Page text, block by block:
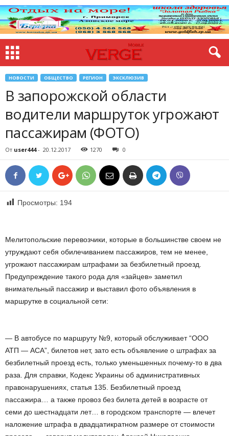
НОВОСТИ ОБЩЕСТВО РЕГИОН ЭКСКЛЮЗИВ
В запорожской области
водители маршруток угрожают
пассажирам (ФОТО)
От user444- 20.12.2017 1270 0
Просмотры: 194
Мелитопольские перевозчики, которые в большинстве своем не
утруждают себя обилечиванием пассажиров, тем не менее,
угрожают пассажирам штрафами за безбилетный проезд.
Предупреждение такого рода для «зайцев» заметил
внимательный пассажир и выставил фото объявления в
маршрутке в социальной сети:
— В автобусе по маршруту №9, который обслуживает “ООО
АТП — АСА”, билетов нет, зато есть объявление о штрафах за
безбилетный проезд есть, только уменьшенных почему-то в два
раза. Для справки, Кодекс Украины об административных
правонарушениях, статья 135. Безбилетный проезд
пассажира… а также провоз без билета детей в возрасте от
семи до шестнадцати лет… в городском транспорте — влечет
наложение штрафа в двадцатикратном размере от стоимости